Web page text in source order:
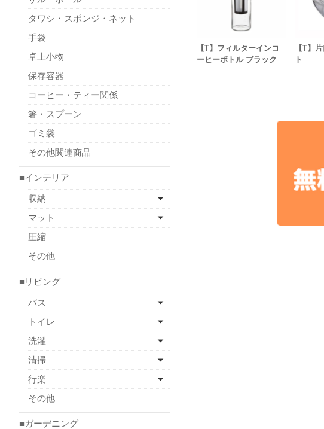
【T】フィルターインコ
ーヒーボトル ブラック
【T】
ト
タワシ・スポンジ・ネット
手袋
卓上小物
保存容器
コーヒー・ティー関係
箸・スプーン
ゴミ袋
その他関連商品
■インテリア
収納
マット
圧縮
その他
■リビング
バス
トイレ
洗濯
清掃
行楽
その他
■ガーデニング